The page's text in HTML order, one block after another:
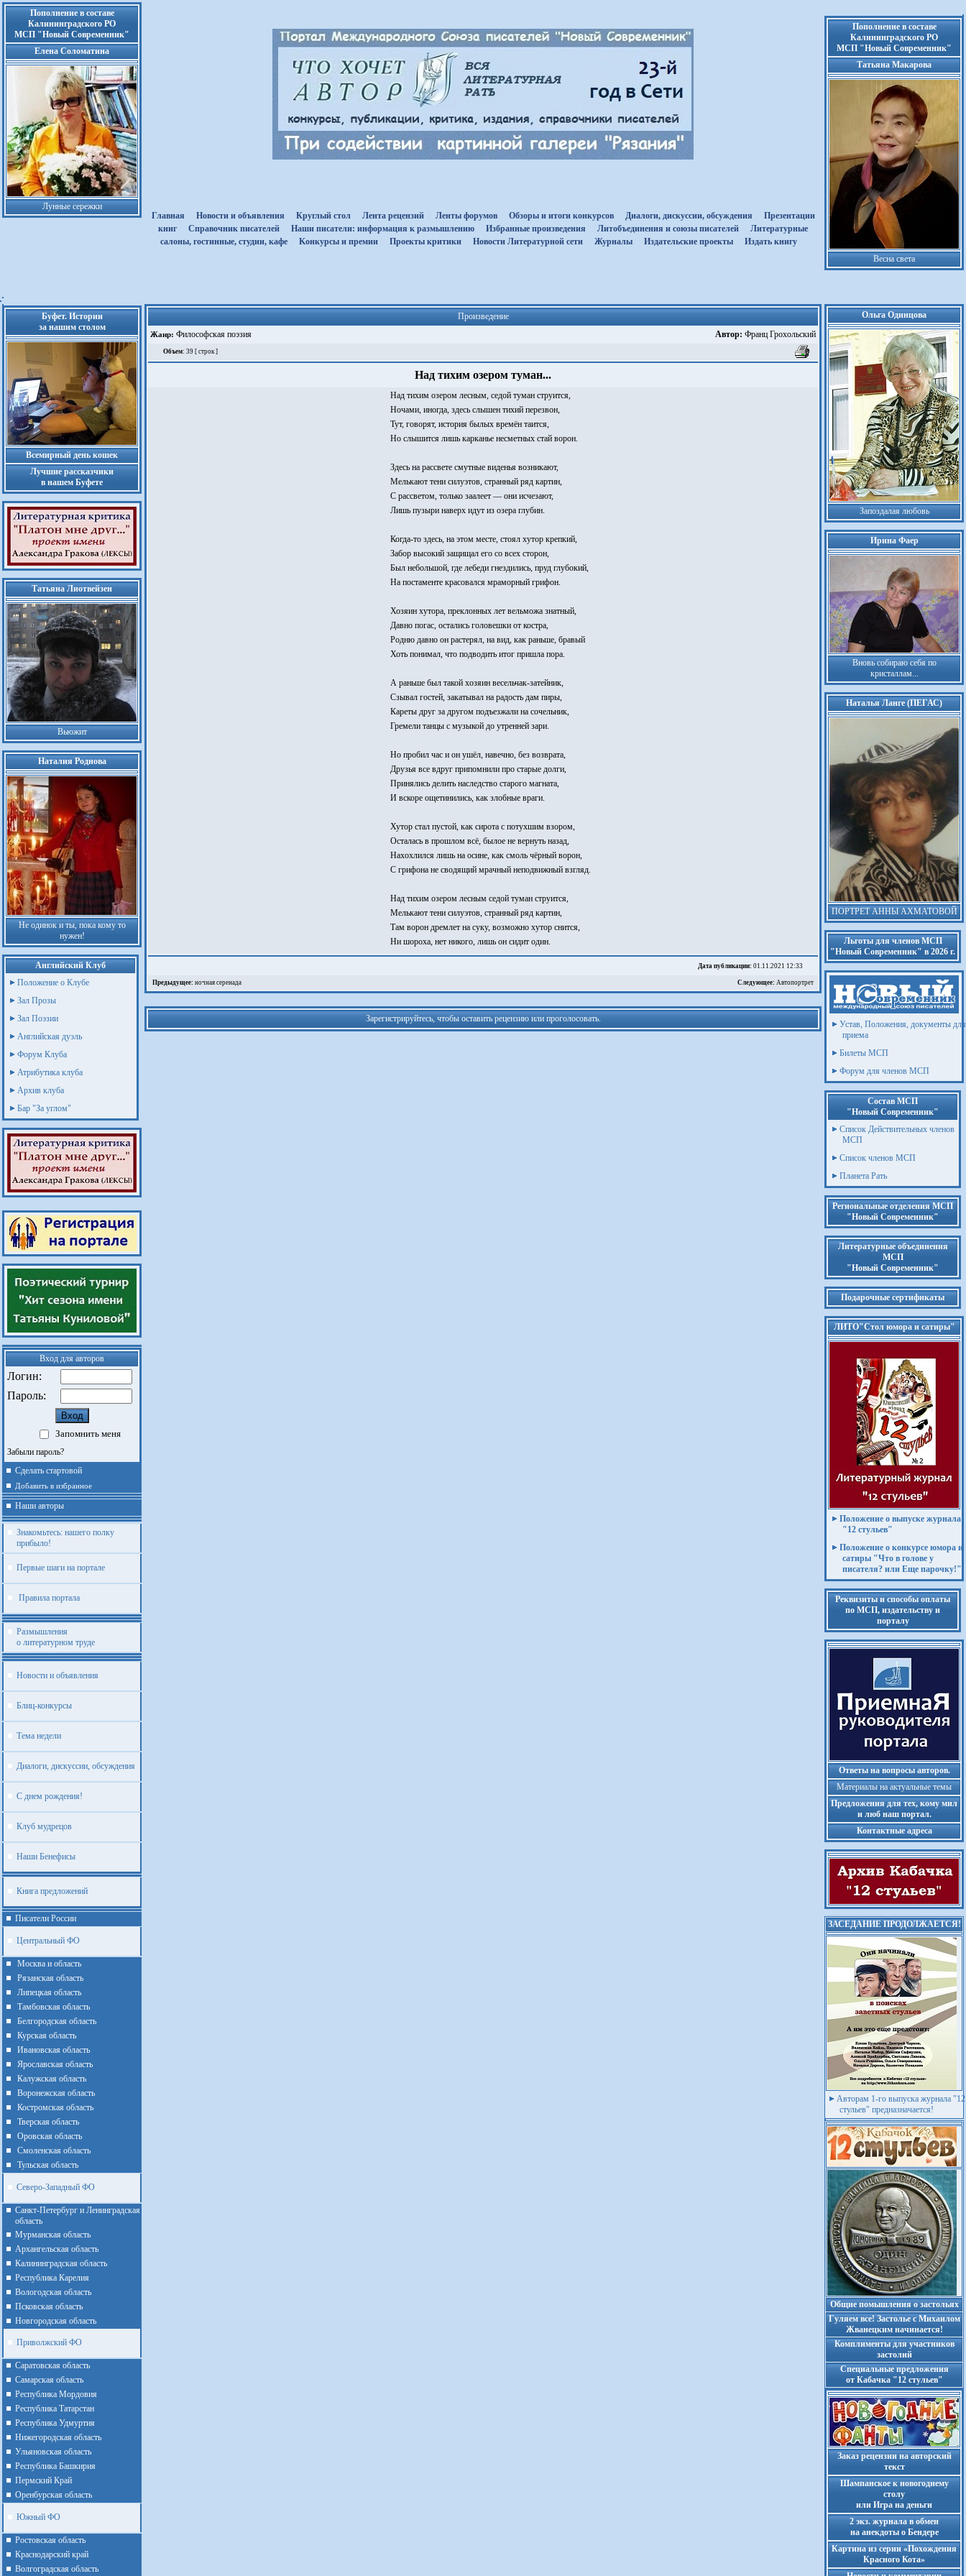
Пополнение в составе
Калининградского РО
МСП "Новый Современник"
Елена Соломатина
Лунные сережки
Главная
Новости и объявления Круглый стол Лента рецензий Ленты форумов Обзоры и итоги конкурсов Диалоги, дискуссии, обсуждения
Презентации
книг
Cправочник писателей Наши писатели: информация к размышлению Избранные произведения Литобъединения и союзы писателей
Литературные
салоны, гостинные, студии, кафе
Kонкурсы и премии Проекты критики Новости Литературной сети Журналы Издательские проекты Издать книгу
Пополнение в составе
Калининградского РО
МСП "Новый Современник"
Татьяна Макарова
Весна света
Буфет. Истории
за нашим столом
Всемирный день кошек
Лучшие рассказчики
в нашем Буфете
Татьяна Лиотвейзен
Вьюжит
Наталия Роднова
Не одинок и ты, пока кому то
нужен!
Английский Клуб
Положение о Клубе
Зал Прозы
Зал Поэзии
Английская дуэль
Форум Клуба
Атрибутика клуба
Архив клуба
Бар "За углом"
Вход для авторов
Логин:
Пароль:
Запомнить меня
Забыли пароль?
Сделать стартовой
Добавить в избранное
Наши авторы
Знакомьтесь: нашего полку
прибыло!
Первые шаги на портале
Правила портала
Размышления
о литературном труде
Новости и объявления
Блиц-конкурсы
Тема недели
Диалоги, дискуссии, обсуждения
С днем рождения!
Клуб мудрецов
Наши Бенефисы
Книга предложений
Писатели России
Центральный ФО
Москва и область
Рязанская область
Липецкая область
Тамбовская область
Белгородская область
Курская область
Ивановская область
Ярославская область
Калужская область
Воронежская область
Костромская область
Тверская область
Оровская область
Смоленская область
Тульская область
Северо-Западный ФО
Санкт-Петербург и Ленинградская
область
Мурманская область
Архангельская область
Калининградская область
Республика Карелия
Вологодская область
Псковская область
Новгородская область
Приволжский ФО
Cаратовская область
Cамарская область
Республика Мордовия
Республика Татарстан
Республика Удмуртия
Нижегородская область
Ульяновская область
Республика Башкирия
Пермский Край
Оренбурская область
Южный ФО
Ростовская область
Краснодарский край
Волгоградская область
Произведение
Жанр: Философская поэзия Автор: Франц Грохольский
Объем: 39 [ строк ]
Над тихим озером туман...
Над тихим озером лесным, седой туман струится,
Ночами, иногда, здесь слышен тихий перезвон,
Тут, говорят, история былых времён таится,
Но слышится лишь карканье несметных стай ворон.
Здесь на рассвете смутные виденья возникают,
Мелькают тени силуэтов, странный ряд картин,
С рассветом, только заалеет — они исчезают,
Лишь пузыри наверх идут из озера глубин.
Когда-то здесь, на этом месте, стоял хутор крепкий,
Забор высокий защищал его со всех сторон,
Был небольшой, где лебеди гнездились, пруд глубокий,
На постаменте красовался мраморный грифон.
Хозяин хутора, преклонных лет вельможа знатный,
Давно погас, остались головешки от костра,
Родню давно он растерял, на вид, как раньше, бравый
Хоть понимал, что подводить итог пришла пора.
А раньше был такой хозяин весельчак-затейник,
Сзывал гостей, закатывал на радость дам пиры,
Кареты друг за другом подъезжали на сочельник,
Гремели танцы с музыкой до утренней зари.
Но пробил час и он ушёл, навечно, без возврата,
Друзья все вдруг припомнили про старые долги,
Принялись делить наследство старого магната,
И вскоре ощетинились, как злобные враги.
Хутор стал пустой, как сирота с потухшим взором,
Осталась в прошлом всё, былое не вернуть назад,
Нахохлился лишь на осине, как смоль чёрный ворон,
С грифона не сводящий мрачный неподвижный взгляд.
Над тихим озером лесным седой туман струится,
Мелькают тени силуэтов, странный ряд картин,
Там ворон дремлет на суку, возможно хутор снится,
Ни шороха, нет никого, лишь он сидит один.
Дата публикации: 01.11.2021 12:33
Предыдущее: ночная серенада Следующее: Автопортрет
Зарегистрируйтесь, чтобы оставить рецензию или проголосовать.
Ольга Одинцова
Запоздалая любовь
Ирина Фаер
Вновь собираю себя по
кристаллам...
Наталья Ланге (ПЕГАС)
ПОРТРЕТ АННЫ АХМАТОВОЙ
Льготы для членов МСП
"Новый Современник" в 2026 г.
Устав, Положения, документы для
приема
Билеты МСП
Форум для членов МСП
Состав МСП
"Новый Современник"
Список Действительных членов
МСП
Список членов МСП
Планета Рать
Региональные отделения МСП
"Новый Современник"
Литературные объединения
МСП
"Новый Современник"
Подарочные сертификаты
ЛИТО"Стол юмора и сатиры"
Положение о выпуске журнала
"12 стульев"
Положение о конкурсе юмора и
сатиры "Что в голове у
писателя? или Еще парочку!"
Реквизиты и способы оплаты
по МСП, издательству и
порталу
Ответы на вопросы авторов.
Материалы на актуальные темы
Предложения для тех, кому мил
и люб наш портал.
Контактные адреса
ЗАСЕДАНИЕ ПРОДОЛЖАЕТСЯ!
Авторам 1-го выпуска журнала "12
стульев" предназначается!
Общие помышления о застольях
Гуляем все! Застолье с Михаилом
Жванецким начинается!
Комплименты для участников
застолий
Cпециальные предложения
от Кабачка "12 стульев"
Заказ рецензии на авторский
текст
Шампанское к новогоднему
столу
или Игра на деньги
2 экз. журнала в обмен
на анекдоты о Бендере
Картина из серии «Похождения
Красного Кота»